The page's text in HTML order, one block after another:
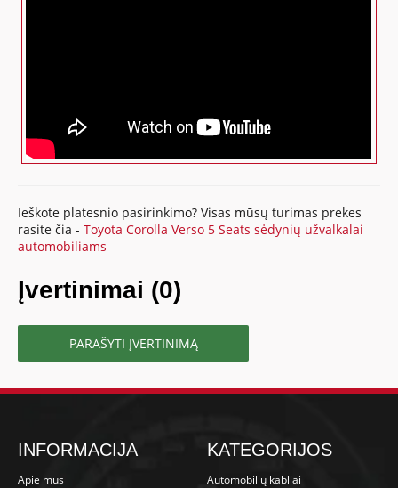
Ieškote platesnio pasirinkimo? Visas mūsų turimas prekes
rasite čia -Toyota Corolla Verso 5 Seats sėdynių užvalkalai
automobiliams
Įvertinimai (0)
PARAŠYTI ĮVERTINIMĄ
INFORMACIJA
Apie mus
KATEGORIJOS
Automobilių kabliai